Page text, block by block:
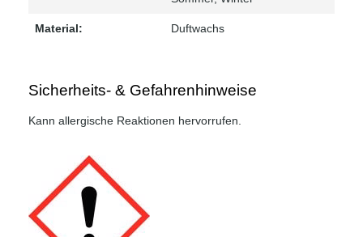
Material: Duftwachs
Sicherheits- & Gefahrenhinweise
Kann allergische Reaktionen hervorrufen.